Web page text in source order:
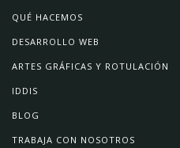
QUÉ HACEMOS
DESARROLLO WEB
ARTES GRÁFICAS Y ROTULACIÓN
IDDIS
BLOG
TRABAJA CON NOSOTROS